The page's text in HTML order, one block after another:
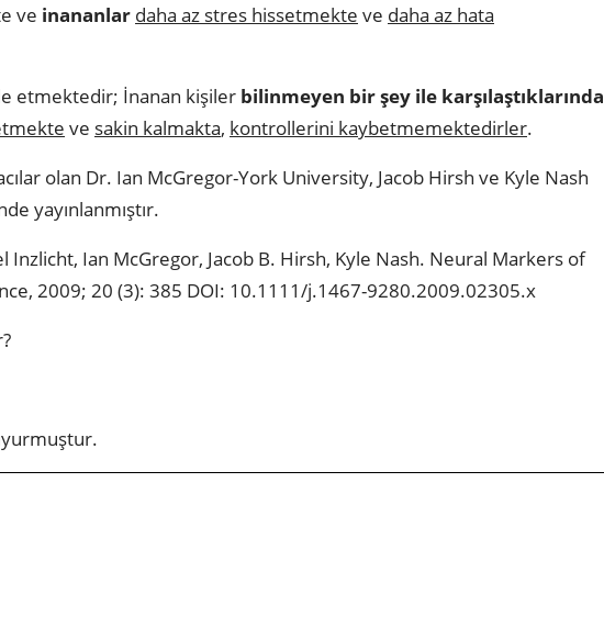
ve inananlar daha az stres hissetmekte ve daha az hata
etmektedir; İnanan kişiler bilinmeyen bir şey ile karşılaştıklarında
ve sakin kalmakta, kontrollerini kaybetmemektedirler.
olan Dr. Ian McGregor-York University, Jacob Hirsh ve Kyle Nash
yayınlanmıştır.
Ian McGregor, Jacob B. Hirsh, Kyle Nash. Neural Markers of
2009; 20 (3): 385 DOI: 10.1111/j.1467-9280.2009.02305.x